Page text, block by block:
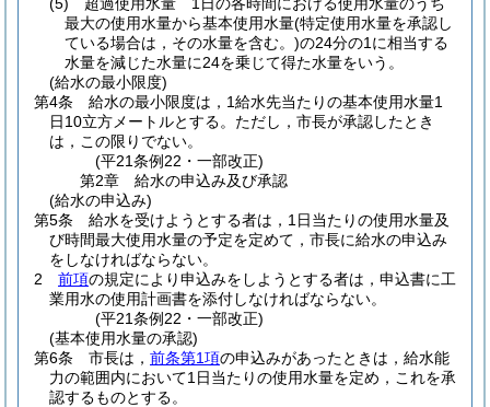
最大の使用水量から基本使用水量(特定使用水量を承認し
ている場合は，その水量を含む。)の24分の1に相当する
水量を減じた水量に24を乗じて得た水量をいう。
(給水の最小限度)
第4条
給水の最小限度は，1給水先当たりの基本使用水量1
日10立方メートルとする。 ただし，市長が承認したとき
は，この限りでない。
(平21条例22・一部改正)
第2章
給水の申込み及び承認
(給水の申込み)
第5条
給水を受けようとする者は，1日当たりの使用水量及
び時間最大使用水量の予定を定めて，市長に給水の申込み
をしなければならない。
2
前項の規定により申込みをしようとする者は，申込書に工
業用水の使用計画書を添付しなければならない。
(平21条例22・一部改正)
(基本使用水量の承認)
第6条
市長は， 前条第1項の申込みがあったときは，給水能
力の範囲内において1日当たりの使用水量を定め，これを承
認するものとする。